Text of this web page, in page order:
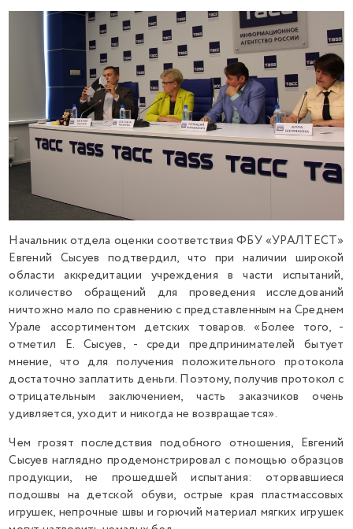
Начальник отдела оценки соответствия ФБУ «УРАЛТЕСТ»
Евгений Сысуев подтвердил, что при наличии широкой
области аккредитации учреждения в части испытаний,
количество обращений для проведения исследований
ничтожно мало по сравнению с представленным на Среднем
Урале ассортиментом детских товаров. «Более того, -
отметил Е. Сысуев, - среди предпринимателей бытует
мнение, что для получения положительного протокола
достаточно заплатить деньги. Поэтому, получив протокол с
отрицательным заключением, часть заказчиков очень
удивляется, уходит и никогда не возвращается».
Чем грозят последствия подобного отношения, Евгений
Сысуев наглядно продемонстрировал с помощью образцов
продукции, не прошедшей испытания: оторвавшиеся
подошвы на детской обуви, острые края пластмассовых
игрушек, непрочные швы и горючий материал мягких игрушек